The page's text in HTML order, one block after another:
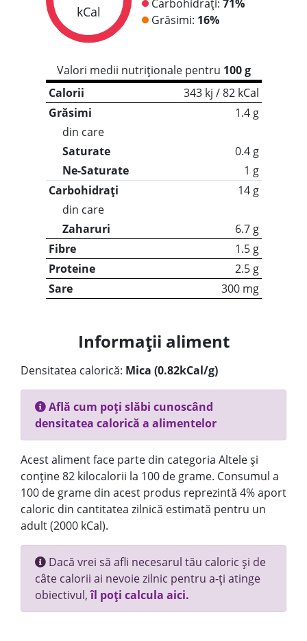
kCal
Carbohidrați: 71%
Grăsimi: 16%
Valori medii nutriționale pentru 100 g
Calorii
343 kj / 82 kCal
Grăsimi
1.4 g
din care
Saturate
0.4 g
Ne-Saturate
1 g
Carbohidrați
14 g
din care
Zaharuri
6.7 g
Fibre
1.5 g
Proteine
2.5 g
Sare
300 mg
Informații aliment
Densitatea calorică: Mica (0.82kCal/g)
Află cum poți slăbi cunoscând
densitatea calorică a alimentelor
Acest aliment face parte din categoria Altele și
conține 82 kilocalorii la 100 de grame. Consumul a
100 de grame din acest produs reprezintă 4% aport
caloric din cantitatea zilnică estimată pentru un
adult (2000 kCal).
Dacă vrei să afli necesarul tău caloric și de
câte calorii ai nevoie zilnic pentru a-ți atinge
obiectivul,îl poți calcula aici.